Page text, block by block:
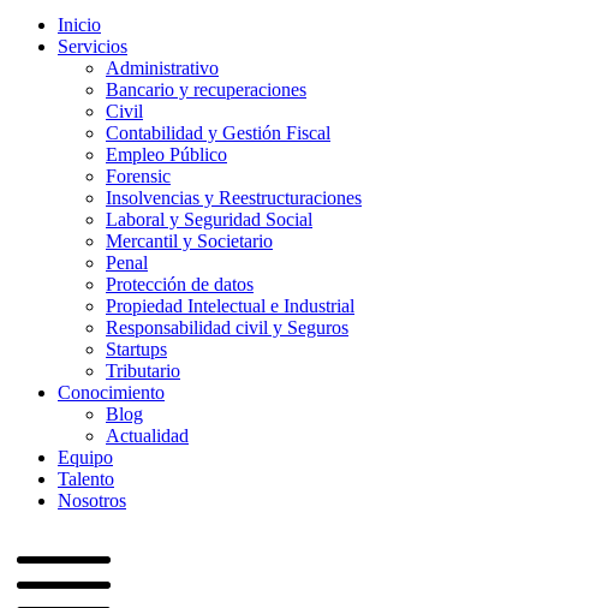
Inicio
Servicios
Administrativo
Bancario y recuperaciones
Civil
Contabilidad y Gestión Fiscal
Empleo Público
Forensic
Insolvencias y Reestructuraciones
Laboral y Seguridad Social
Mercantil y Societario
Penal
Protección de datos
Propiedad Intelectual e Industrial
Responsabilidad civil y Seguros
Startups
Tributario
Conocimiento
Blog
Actualidad
Equipo
Talento
Nosotros